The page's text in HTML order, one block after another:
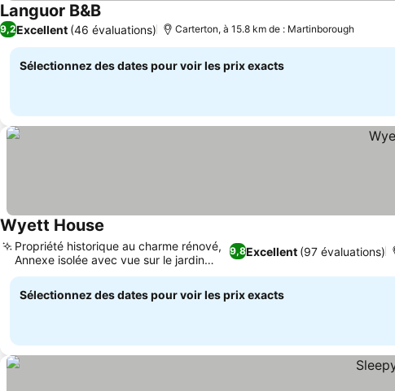
Languor B&BConsulter les prix
9,2Excellent (46 évaluations) Carterton, à 15.8 km de : Martinborough
Sélectionnez des dates pour voir les prix exacts
Wyett House
9,8Excellent (97 évaluations)
Propriété historique au charme rénové,
Annexe isolée avec vue sur le jardin
privé
Sélectionnez des dates pour voir les prix exacts